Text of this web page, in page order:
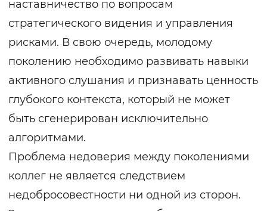
наставничество по вопросам
стратегического видения и управления
рисками. В свою очередь, молодому
поколению необходимо развивать навыки
активного слушания и признавать ценность
глубокого контекста, который не может
быть сгенерирован исключительно
алгоритмами.
Проблема недоверия между поколениями
коллег не является следствием
недобросовестности ни одной из сторон.